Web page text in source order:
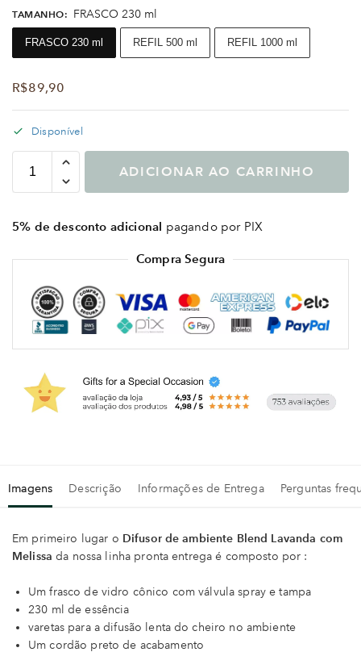
TAMANHO: FRASCO 230 ml
FRASCO 230 ml REFIL 500 ml REFIL 1000 ml
R$89,90
Disponível
ADICIONAR AO CARRINHO
5% de desconto adicional pagando por PIX
Compra Segura
Imagens Descrição Informações de Entrega Perguntas
Em primeiro lugar o Difusor de ambiente Blend Lavanda com
Melissada nossa linha pronta entrega é composto por :
Um frasco de vidro cônico com válvula spray e tampa
230 ml de essência
varetas para a difusão lenta do cheiro no ambiente
Um cordão preto de acabamento